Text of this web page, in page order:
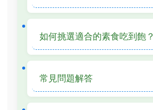
如何挑選適合的素食吃到飽？
常見問題解答